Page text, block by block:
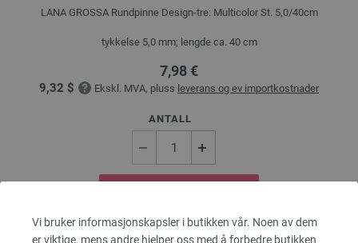
Vi bruker informasjonskapsler i butikken vår. Noen av dem
er viktige, mens andre hjelper oss med å forbedre butikken
LANA GROSSA Rundpinne Design-tre: Multicolor St. 5,0/40cm
tykkelse 5,0 mm; lengde ca. 40 cm
7,98 €
9,32 $ Ekskl. MVA, pluss leverans og ev importkostnader
ANTALL
På handlelisten